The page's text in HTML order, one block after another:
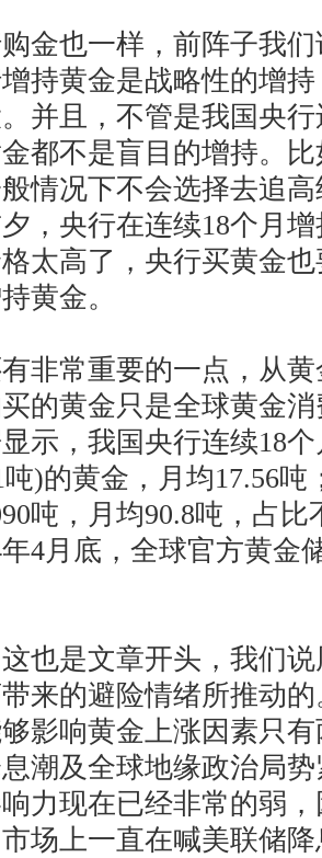
也一样，前阵子我们
持黄金是战略性的增
并且，不管是我国央
都不是盲目的增持。
情况下不会选择去追
，央行在连续18个月
太高了，央行买黄金
黄金。
常重要的一点，从黄
的黄金只是全球黄金
示，我国央行连续18
)的黄金，月均17.56吨
吨，月均90.8吨，占比
4月底，全球官方黄金
是文章开头，我们说
来的避险情绪所推动
影响黄金上涨因素只
潮及全球地缘政治局
力现在已经非常的弱
场上一直在喊美联储